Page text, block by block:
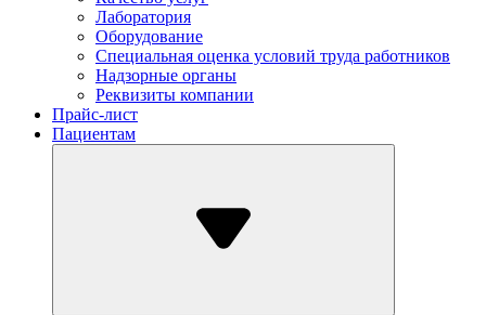
Лаборатория
Оборудование
Специальная оценка условий труда работников
Надзорные органы
Реквизиты компании
Прайс-лист
Пациентам